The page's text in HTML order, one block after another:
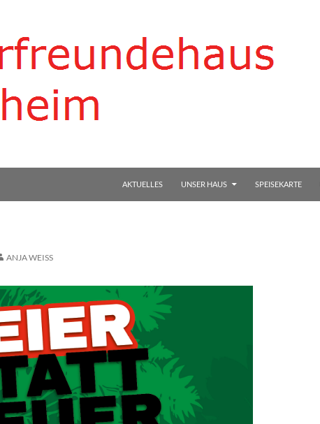
AKTUELLES UNSER HAUS SPEISEKARTE
ANJA WEISS